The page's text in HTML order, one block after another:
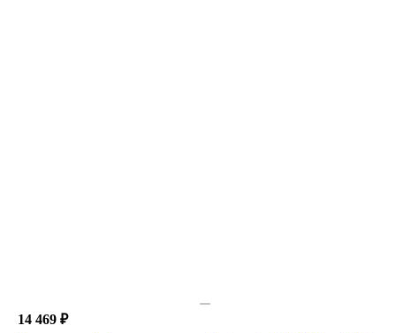
14 469 ₽